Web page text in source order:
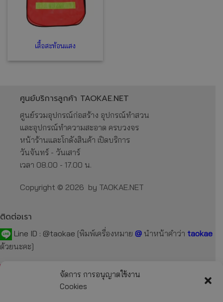
จัดการ การอนุญาตใช้งาน
Cookies
เสื้อสะท้อนแสง
ศูนย์บริการลูกค้า TAOKAE.NET
ศูนย์รวมอุปกรณ์ก่อสร้าง อุปกรณ์ทำสวน
และอุปกรณ์ทำความสะอาด ครบวงจร
หน้าร้านและโกดังสินค้า เปิดบริการ
วันจันทร์ - วันเสาร์
เวลา 08.00 - 17.00 น.
Copyright © 2026 by TAOKAE.NET
ติดต่อเรา
Line ID : @taokae [พิมพ์เครื่องหมาย @ นำหน้าคำว่า taokae
ด้วยนะคะ]
092-872-7229 099-131-3129
taokae.net@gmail.com